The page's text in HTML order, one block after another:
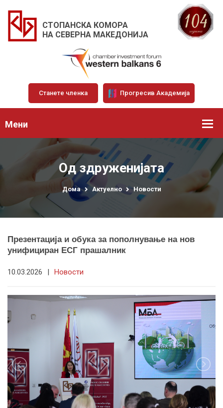
СТОПАНСКА КОМОРА
НА СЕВЕРНА МАКЕДОНИЈА
Станете членка Прогресив Академија
Мени
Од здруженијата
Дома Актуелно Новости
Презентација и обука за пополнување на нов
унифициран ЕСГ прашалник
10.03.2026 | Новости